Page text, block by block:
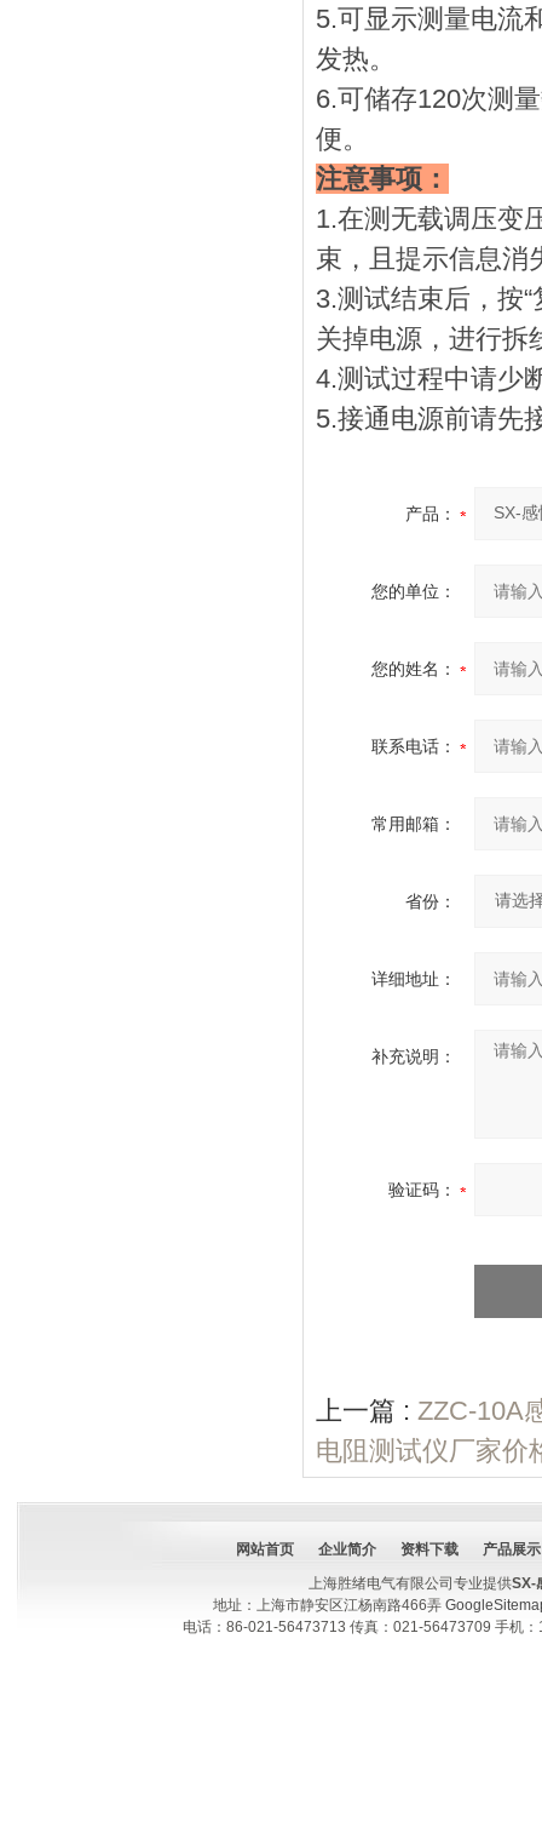
5.可显示测量电流
发热。
6.可储存120次测
便。
注意事项：
1.在测无载调压变
束，且提示信息消
3.测试结束后，按
关掉电源，进行拆
4.测试过程中请少
5.接通电源前请先
产品：
您的单位：
您的姓名：
联系电话：
常用邮箱：
省份：
详细地址：
补充说明：
验证码：
上一篇 : ZZC-10A
电阻测试仪厂家价
网站首页 企业简介 资料下载
产品展示
上海胜绪电气有限公司专业提供SX-
地址：上海市静安区江杨南路466弄
电话：86-021-56473713 传真：021-56473709 手机